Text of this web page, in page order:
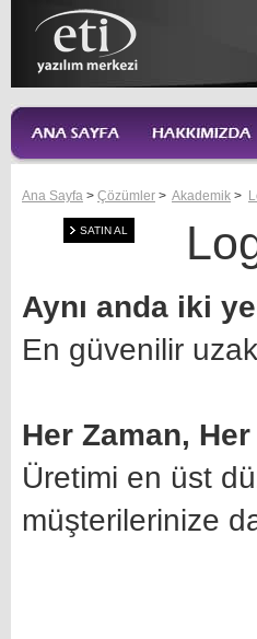
Ana Sayfa > Çözümler > Akademik >
SATIN AL
Aynı anda iki
En güvenilir
Her Zaman,
Üretimi en üst
müşterilerinize